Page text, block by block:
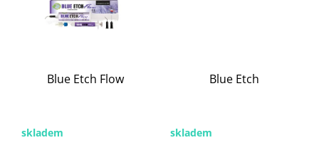
Blue Etch Flow
skladem
Blue Etch
skladem